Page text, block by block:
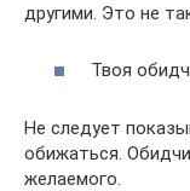
другими. Это не
Твоя
Не следует
обижаться.
желаемого.